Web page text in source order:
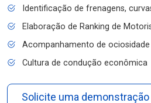
Identificação de frenagens,
Elaboração de Ranking de
Acompanhamento de
Cultura de condução econômica
Solicite uma demonstração